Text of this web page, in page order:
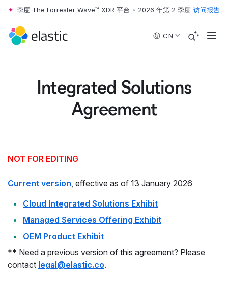
Skip to main content
2 季度 The Forrester Wave™ XDR 平台 • 2026 年第 2 季度 The访问报告
CN
Integrated Solutions
Agreement
NOT FOR EDITING
Current version, effective as of 13 January 2026
Cloud Integrated Solutions Exhibit
Managed Services Offering Exhibit
OEM Product Exhibit
** Need a previous version of this agreement? Please
contact legal@elastic.co.